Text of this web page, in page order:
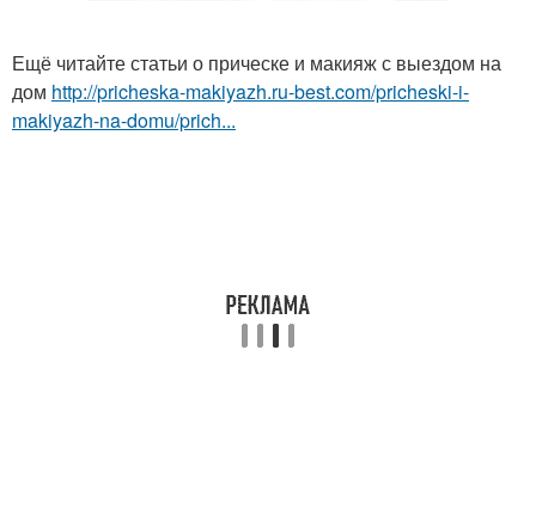
Ещё читайте статьи о прическе и макияж с выездом на
дом http://pricheska-makiyazh.ru-best.com/pricheski-i-
makiyazh-na-domu/prich...